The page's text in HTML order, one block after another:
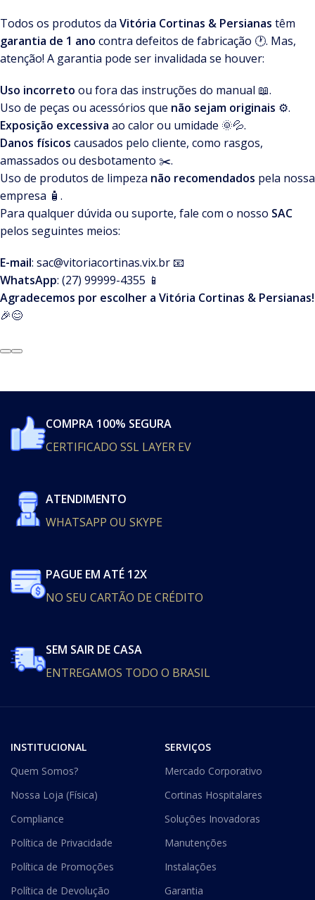
Todos os produtos da Vitória Cortinas & Persianas têm
garantia de 1 ano contra defeitos de fabricação 🕐. Mas,
atenção! A garantia pode ser invalidada se houver:
Uso incorreto ou fora das instruções do manual 📖.
Uso de peças ou acessórios que não sejam originais ⚙️.
Exposição excessiva ao calor ou umidade 🌞💦.
Danos físicos causados pelo cliente, como rasgos,
amassados ou desbotamento ✂️.
Uso de produtos de limpeza não recomendados pela nossa
empresa 🧴.
Para qualquer dúvida ou suporte, fale com o nosso SAC
pelos seguintes meios:
E-mail: sac@vitoriacortinas.vix.br 📧
WhatsApp: (27) 99999-4355 📱
Agradecemos por escolher a Vitória Cortinas & Persianas!
🎉😊
COMPRA 100% SEGURA
CERTIFICADO SSL LAYER EV
ATENDIMENTO
WHATSAPP OU SKYPE
PAGUE EM ATÉ 12X
NO SEU CARTÃO DE CRÉDITO
SEM SAIR DE CASA
ENTREGAMOS TODO O BRASIL
INSTITUCIONAL
Quem Somos?
Nossa Loja (Física)
Compliance
Política de Privacidade
Política de Promoções
Política de Devolução
SERVIÇOS
Mercado Corporativo
Cortinas Hospitalares
Soluções Inovadoras
Manutenções
Instalações
Garantia